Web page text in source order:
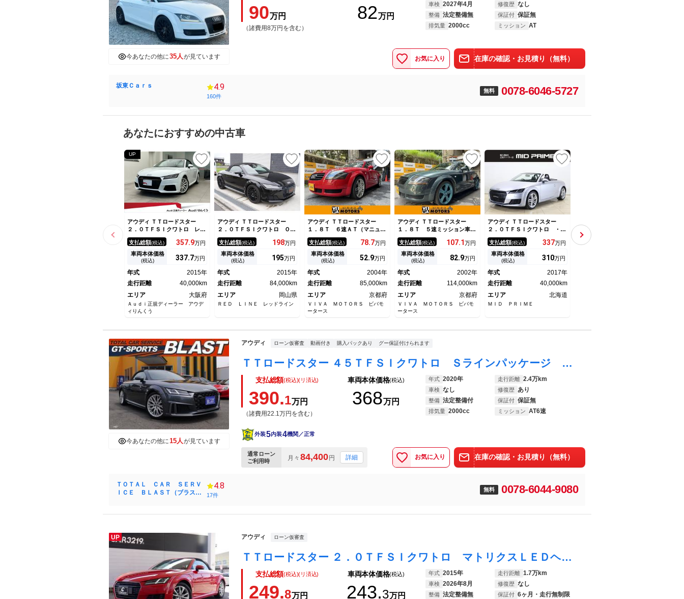
今あなたの他に35人が見ています
90万円
（諸費用8万円を含む）
82万円
車検 2027年4月 修復歴 なし
整備 法定整備無 保証付 保証無
排気量 2000cc ミッション AT
お気に入り 在庫の確認・お見積り（無料）
坂東Ｃａｒｓ 4.9
160件
無料 0078-6046-5727
あなたにおすすめの中古車
UP
アウディ ＴＴロードスター
２．０ＴＦＳＩクワトロ レザ
ーＰＫＧ アシスタンスＰＫＧ
アドバンスト ファインナッパ
レザーシートＳロゴ フルセグ
ＴＶ パワーシート／シートヒ
ル パーキングアシスト バッ
クカメラ ＡＣＣ 認定中古車
支払総額(税込) 357.9万円
車両本体価格
(税込) 337.7万円
年式
2015年
走行距離
40,000km
エリア
大阪府
Ａｕｄｉ正規ディーラー アウデ
ィりんくう
アウディ ＴＴロードスター
２．０ＴＦＳＩクワトロ ＯＰ
アシスタンスパッケージ Ｏ
Ｚ ＲＡＣＩＮＧ ＳＵＰＥＲ
ＴＵＲＩＳＭＯ １８ＡＷ 記
録簿有 バーチャルコックピッ
ックカメラ 黒ハーフレザー電
動シート 禁煙車
支払総額(税込) 198万円
車両本体価格
(税込) 195万円
年式
2015年
走行距離
84,000km
エリア
岡山県
ＲＥＤ ＬＩＮＥ レッドライン
アウディ ＴＴロードスター
１．８Ｔ ６速ＡＴ（マニュア
ルモード付）ロードスター ベ
ージュレザーシート １８イン
チアルミホイール ＥＴＣ シ
ートヒーター キーレス
支払総額(税込) 78.7万円
車両本体価格
(税込) 52.9万円
年式
2004年
走行距離
85,000km
エリア
京都府
ＶＩＶＡ ＭＯＴＯＲＳ ビバモ
ータース
アウディ ＴＴロードスター
１．８Ｔ ５速ミッション車
ベースボールグラブレザーシー
ト １９インチアルミホイー
ル シートヒーター キーレ
ス ＥＴＣ オープン
支払総額(税込) 107.1万円
車両本体価格
(税込) 82.9万円
年式
2002年
走行距離
114,000km
エリア
京都府
ＶＩＶＡ ＭＯＴＯＲＳ ビバモ
ータース
アウディ ＴＴロードスター
２．０ＴＦＳＩクワトロ ・レ
ザーシート・シートヒーター・
リアカメラ・マトリクスＬＥＤ
ヘッドライト・パーキングセン
サー・ＴＶフルセグチューナ
支払総額(税込) 337万円
車両本体価格
(税込) 310万円
年式
2017年
走行距離
40,000km
エリア
北海道
ＭＩＤ ＰＲＩＭＥ
２．０ＴＦＳＩクワトロ ナ
ビ ＥＴＣ ＴＶ キーレス
バックカメラ ＡＢＳ エアバ
支払総額
今あなたの他に 15人 が見ています
アウディ ローン仮審査 動画付き 購入パックあり グー保証付けられます
ＴＴロードスター ４５ＴＦＳＩクワトロ Ｓラインパッケージ ＬＥＤヘッドライト ４ＷＤ ハーフブラックレーザシート フルセグＴＶ メモリーナビ バックカメラ ＥＴＣ
支払総額(税込)(リ済込)
390.1万円
（諸費用22.1万円を含む）
車両本体価格(税込)
368万円
年式 2020年 走行距離 2.4万km
車検 なし 修復歴 あり
整備 法定整備付 保証付 保証無
排気量 2000cc ミッション AT6速
外装5内装4機関／正常
通常ローン
ご利用時
月々 84,400 円 詳細 お気に入り 在庫の確認・お見積り（無料）
ＴＯＴＡＬ ＣＡＲ ＳＥＲＶ
ＩＣＥ ＢＬＡＳＴ（ブラス
4.8
17件
無料 0078-6044-9080
UP アウディ ローン仮審査
ＴＴロードスター ２．０ＴＦＳＩクワトロ マトリクスＬＥＤヘッドライト プッシュスタート パークセンサー バーチャルコックピット パドルシフト ＥＴＣ 純正１７アルミホイール 純正ナビ 電動オープン 電動格納式リアスポイラー 走行モード切替
支払総額(税込)(リ済込)
249.8万円
車両本体価格(税込)
243.3万円
年式 2015年 走行距離 1.7万km
車検 2026年8月 修復歴 なし
整備 法定整備無 保証付 6ヶ月・走行無制限